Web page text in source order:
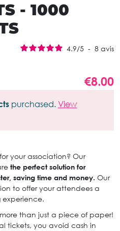
- 1000
4.9/5 - 8 avis
€8.00
purchased. View
your association? Our
the perfect solution for
saving time and money. Our
to offer your attendees a
than just a piece of paper!
tickets, you avoid cash in